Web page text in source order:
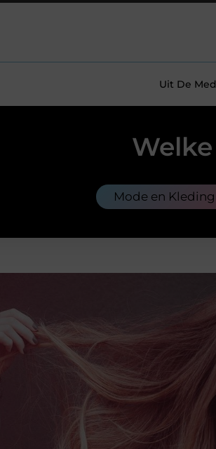
Uit De
Mode en Kleding